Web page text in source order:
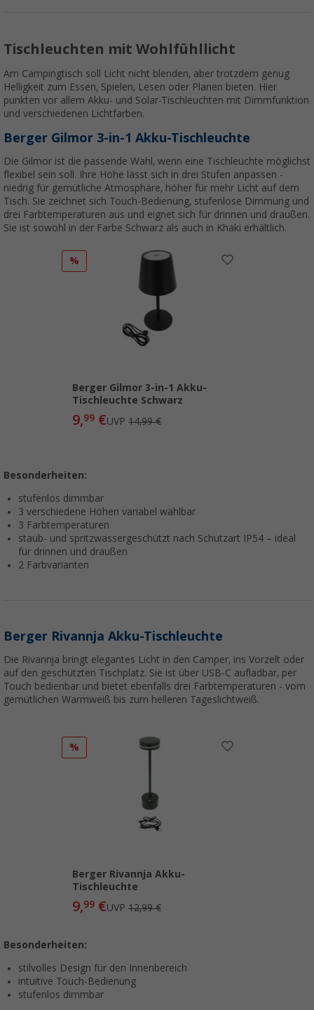
Tischleuchten mit Wohlfühllicht
Am Campingtisch soll Licht nicht blenden, aber trotzdem genug
Helligkeit zum Essen, Spielen, Lesen oder Planen bieten. Hier
punkten vor allem Akku- und Solar-Tischleuchten mit Dimmfunktion
und verschiedenen Lichtfarben.
Berger Gilmor 3-in-1 Akku-Tischleuchte
Die Gilmor ist die passende Wahl, wenn eine Tischleuchte möglichst
flexibel sein soll. Ihre Höhe lässt sich in drei Stufen anpassen -
niedrig für gemütliche Atmosphäre, höher für mehr Licht auf dem
Tisch. Sie zeichnet sich Touch-Bedienung, stufenlose Dimmung und
drei Farbtemperaturen aus und eignet sich für drinnen und draußen.
Sie ist sowohl in der Farbe Schwarz als auch in Khaki erhältlich.
%
Berger Gilmor 3-in-1 Akku-
Tischleuchte Schwarz
9,99 €UVP 14,99 €
Besonderheiten:
stufenlos dimmbar
3 verschiedene Höhen variabel wählbar
3 Farbtemperaturen
staub- und spritzwassergeschützt nach Schutzart IP54 – ideal
für drinnen und draußen
2 Farbvarianten
Berger Rivannja Akku-Tischleuchte
Die Rivannja bringt elegantes Licht in den Camper, ins Vorzelt oder
auf den geschützten Tischplatz. Sie ist über USB-C aufladbar, per
Touch bedienbar und bietet ebenfalls drei Farbtemperaturen - vom
gemütlichen Warmweiß bis zum helleren Tageslichtweiß.
%
Berger Rivannja Akku-
Tischleuchte
9,99 €UVP 12,99 €
Besonderheiten:
stilvolles Design für den Innenbereich
intuitive Touch-Bedienung
stufenlos dimmbar